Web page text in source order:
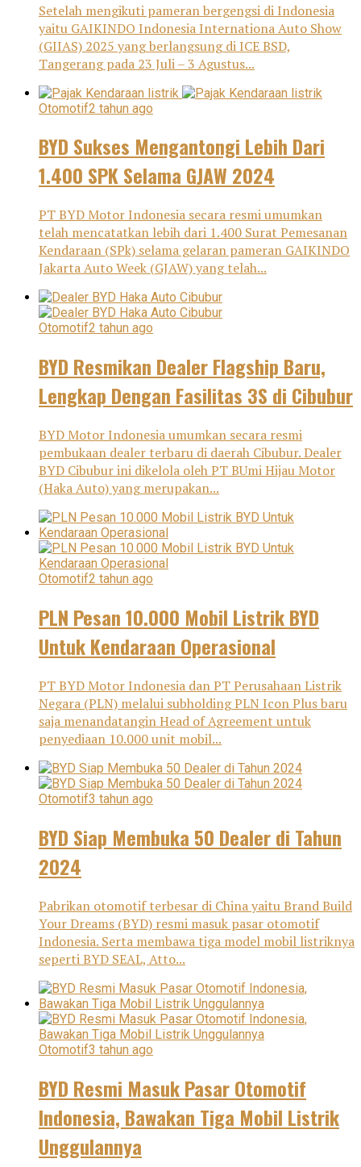
Setelah mengikuti pameran bergengsi di Indonesia
yaitu GAIKINDO Indonesia Internationa Auto Show
(GIIAS) 2025 yang berlangsung di ICE BSD,
Tangerang pada 23 Juli – 3 Agustus...
Otomotif2 tahun ago
BYD Sukses Mengantongi Lebih Dari
1.400 SPK Selama GJAW 2024
PT BYD Motor Indonesia secara resmi umumkan
telah mencatatkan lebih dari 1.400 Surat Pemesanan
Kendaraan (SPk) selama gelaran pameran GAIKINDO
Jakarta Auto Week (GJAW) yang telah...
Otomotif2 tahun ago
BYD Resmikan Dealer Flagship Baru,
Lengkap Dengan Fasilitas 3S di Cibubur
BYD Motor Indonesia umumkan secara resmi
pembukaan dealer terbaru di daerah Cibubur. Dealer
BYD Cibubur ini dikelola oleh PT BUmi Hijau Motor
(Haka Auto) yang merupakan...
Otomotif2 tahun ago
PLN Pesan 10.000 Mobil Listrik BYD
Untuk Kendaraan Operasional
PT BYD Motor Indonesia dan PT Perusahaan Listrik
Negara (PLN) melalui subholding PLN Icon Plus baru
saja menandatangin Head of Agreement untuk
penyediaan 10.000 unit mobil...
Otomotif3 tahun ago
BYD Siap Membuka 50 Dealer di Tahun
2024
Pabrikan otomotif terbesar di China yaitu Brand Build
Your Dreams (BYD) resmi masuk pasar otomotif
Indonesia. Serta membawa tiga model mobil listriknya
seperti BYD SEAL, Atto...
Otomotif3 tahun ago
BYD Resmi Masuk Pasar Otomotif
Indonesia, Bawakan Tiga Mobil Listrik
Unggulannya